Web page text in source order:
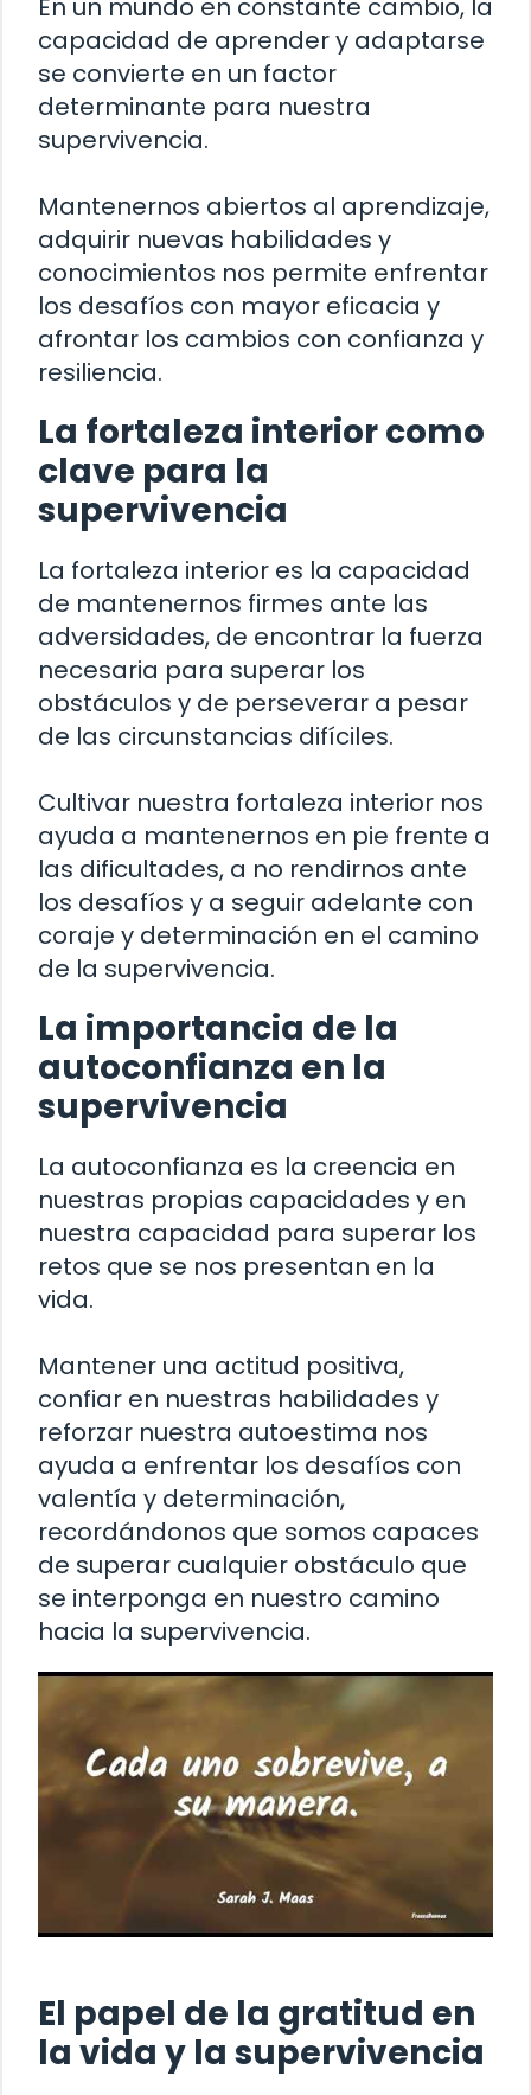
En un mundo en constante cambio, la
capacidad de aprender y adaptarse
se convierte en un factor
determinante para nuestra
supervivencia.
Mantenernos abiertos al aprendizaje,
adquirir nuevas habilidades y
conocimientos nos permite enfrentar
los desafíos con mayor eficacia y
afrontar los cambios con confianza y
resiliencia.
La fortaleza interior como
clave para la
supervivencia
La fortaleza interior es la capacidad
de mantenernos firmes ante las
adversidades, de encontrar la fuerza
necesaria para superar los
obstáculos y de perseverar a pesar
de las circunstancias difíciles.
Cultivar nuestra fortaleza interior nos
ayuda a mantenernos en pie frente a
las dificultades, a no rendirnos ante
los desafíos y a seguir adelante con
coraje y determinación en el camino
de la supervivencia.
La importancia de la
autoconfianza en la
supervivencia
La autoconfianza es la creencia en
nuestras propias capacidades y en
nuestra capacidad para superar los
retos que se nos presentan en la
vida.
Mantener una actitud positiva,
confiar en nuestras habilidades y
reforzar nuestra autoestima nos
ayuda a enfrentar los desafíos con
valentía y determinación,
recordándonos que somos capaces
de superar cualquier obstáculo que
se interponga en nuestro camino
hacia la supervivencia.
El papel de la gratitud en
la vida y la supervivencia